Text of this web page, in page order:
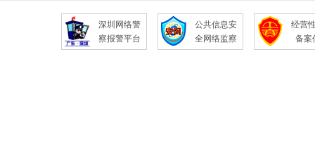
深圳网络警
察报警平台
公共信息安
全网络监察
经营
备案